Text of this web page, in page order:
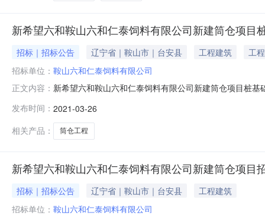
新希望六和鞍山六和仁泰饲料有限公司新建筒仓项目
招标｜招标公告 辽宁省｜鞍山市｜台安县 工程建筑
工程
招标单位： 鞍山六和仁泰饲料有限公司
正文内容： 新希望六和鞍山六和仁泰饲料有限公司新建筒仓项目桩
司院内，本项目为扩建项目，计划规模为总建筑面积约
图纸所包含的全部内容；c
发布时间： 2021-03-26
相关产品：
筒仓工程
新希望六和鞍山六和仁泰饲料有限公司新建筒仓项目
招标｜招标公告 辽宁省｜鞍山市｜台安县
工程建筑
招标单位： 鞍山六和仁泰饲料有限公司